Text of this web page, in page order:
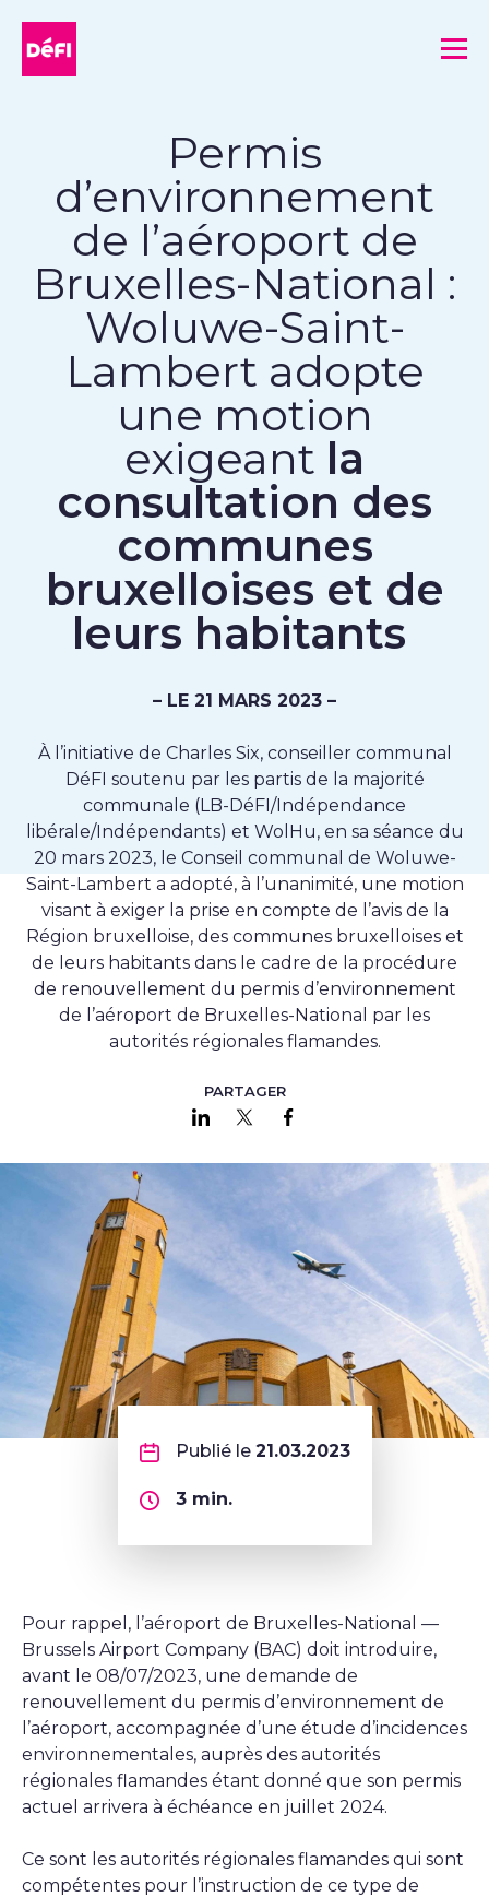
Permis
d’environnement
de l’aéroport de
Bruxelles-National :
Woluwe-Saint-
Lambert adopte
une motion
exigeant la
consultation des
communes
bruxelloises et de
leurs habitants
– LE 21 MARS 2023 –
À l’initiative de Charles Six, conseiller communal
DéFI soutenu par les partis de la majorité
communale (LB-DéFI/Indépendance
libérale/Indépendants) et WolHu, en sa séance du
20 mars 2023, le Conseil communal de Woluwe-
Saint-Lambert a adopté, à l’unanimité, une motion
visant à exiger la prise en compte de l’avis de la
Région bruxelloise, des communes bruxelloises et
de leurs habitants dans le cadre de la procédure
de renouvellement du permis d’environnement
de l’aéroport de Bruxelles-National par les
autorités régionales flamandes.
PARTAGER
Partager sur LinkedIn
Partager sur Twitter
Publié le 21.03.2023
3min.
Pour rappel, l’aéroport de Bruxelles-National —
Brussels Airport Company (BAC) doit introduire,
avant le 08/07/2023, une demande de
renouvellement du permis d’environnement de
l’aéroport, accompagnée d’une étude d’incidences
environnementales, auprès des autorités
régionales flamandes étant donné que son permis
actuel arrivera à échéance en juillet 2024.
Ce sont les autorités régionales flamandes qui sont
compétentes pour l’instruction de ce type de